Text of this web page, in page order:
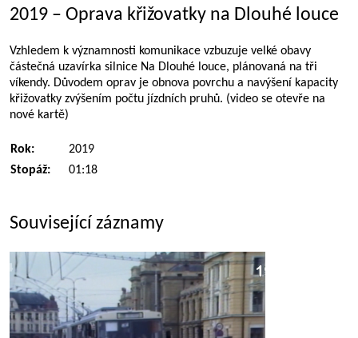
2019 – Oprava křižovatky na Dlouhé louce
Vzhledem k významnosti komunikace vzbuzuje velké obavy
částečná uzavírka silnice Na Dlouhé louce, plánovaná na tři
víkendy. Důvodem oprav je obnova povrchu a navýšení kapacity
křižovatky zvýšením počtu jízdních pruhů. (video se otevře na
nové kartě)
Rok:
2019
Stopáž:
01:18
Související záznamy